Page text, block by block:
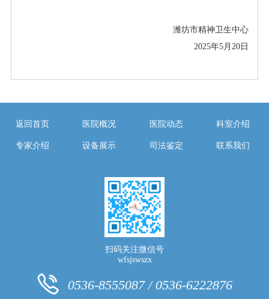
潍坊市精神卫生中心
2025年5 月 20 日
返回首页 医院概况 医院动态 科室介绍
专家介绍 设备展示 司法鉴定 联系我们
扫码关注微信号
wfsjswszx
0536-8555087 / 0536-6222876